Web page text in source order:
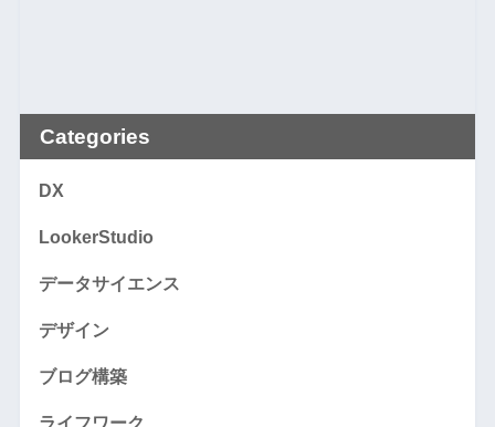
Categories
DX
LookerStudio
データサイエンス
デザイン
ブログ構築